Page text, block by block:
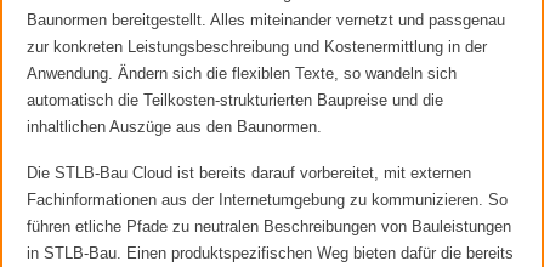
Baunormen bereitgestellt. Alles miteinander vernetzt und passgenau
zur konkreten Leistungsbeschreibung und Kostenermittlung in der
Anwendung. Ändern sich die flexiblen Texte, so wandeln sich
automatisch die Teilkosten-strukturierten Baupreise und die
inhaltlichen Auszüge aus den Baunormen.
Die STLB-Bau Cloud ist bereits darauf vorbereitet, mit externen
Fachinformationen aus der Internetumgebung zu kommunizieren. So
führen etliche Pfade zu neutralen Beschreibungen von Bauleistungen
in STLB-Bau. Einen produktspezifischen Weg bieten dafür die bereits